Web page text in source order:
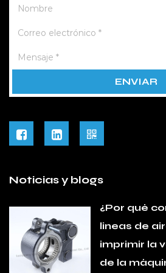
términos de precisión y eficiencia.
Al ofrecer una gama de
boquilla de la impresora se
satisfacer necesidades
el caudal o modificando la
impresora se ajuste
importante, ya que permite a
rendimiento en varios
Solución rentable
A pesar de sus funciones
Boquilla proporciona una
Noticias y blogs
¿Por qué
líneas de
imprimir la
de la